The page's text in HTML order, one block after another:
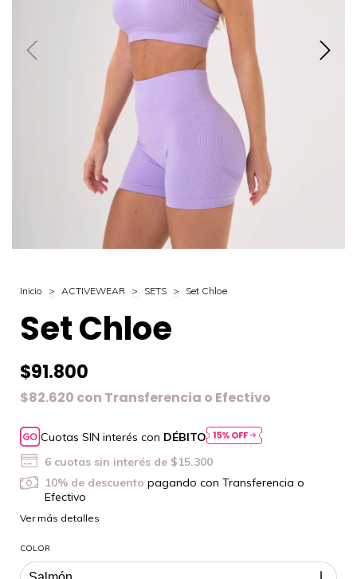
Inicio > ACTIVEWEAR > SETS > Set Chloe
Set Chloe
$91.800
$82.620 con Transferencia o Efectivo
Cuotas SIN interés con DÉBITO
6 cuotas sin interés de $15.300
10% de descuento pagando con Transferencia o
Efectivo
Ver más detalles
COLOR